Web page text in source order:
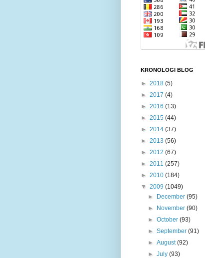
KRONOLOGI BLOG
► 2018 (5)
► 2017 (4)
► 2016 (13)
► 2015 (44)
► 2014 (37)
► 2013 (56)
► 2012 (67)
► 2011 (257)
► 2010 (184)
▼ 2009 (1049)
►
December(95)
►
November(90)
►October(93)
►September(91)
►August(92)
►July(93)